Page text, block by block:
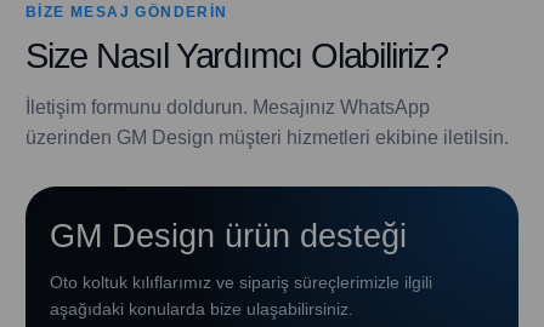
BIZE MESAJ GÖNDERIN
Size Nasıl Yardımcı Olabiliriz?
İletişim formunu doldurun. Mesajınız WhatsApp
üzerinden GM Design müşteri hizmetleri ekibine iletilsin.
GM Design ürün desteği
Oto koltuk kılıflarımız ve sipariş süreçlerimizle ilgili
aşağıdaki konularda bize ulaşabilirsiniz.